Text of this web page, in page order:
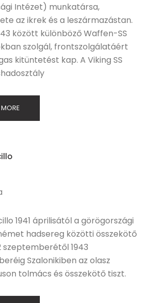
Intézet) munkatársa,
az ikrek és a leszármazástan.
között különböző Waffen-SS
szolgál, frontszolgálatáért
kitüntetést kap. A Viking SS
1941 áprilisától a görögországi
hadsereg közötti összekötő
szeptemberétől 1943
Szalonikiben az olasz
tolmács és összekötő tiszt.